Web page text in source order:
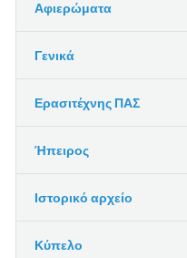
Αφιερώματα
Γενικά
Ερασιτέχνης ΠΑΣ
Ήπειρος
Ιστορικό αρχείο
Κύπελο